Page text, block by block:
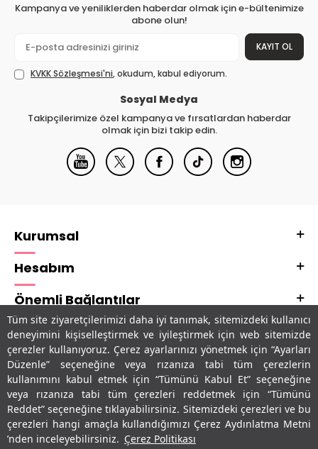
Tüm site ziyaretçilerimizi daha iyi tanımak, sitemizdeki kullanıcı
deneyimini kişiselleştirmek ve iyileştirmek için web sitemizde
çerezler kullanıyoruz. Çerez ayarlarınızı yönetmek için “Ayarları
Düzenle” seçeneğine veya rızanıza tabi tüm çerezlerin
kullanımını kabul etmek için “Tümünü Kabul Et” seçeneğine
veya rızanıza tabi tüm çerezleri reddetmek için “Tümünü
Reddet” seçeneğine tıklayabilirsiniz. Sitemizdeki çerezleri ve bu
çerezleri hangi amaçla kullandığımızı Çerez Aydınlatma Metni
’nden inceleyebilirsiniz. Çerez Politikası
Kampanya ve yeniliklerden haberdar olmak için e-bültenimize
abone olun!
KAYIT OL
KVKK Sözleşmesi'ni, okudum, kabul ediyorum.
Sosyal Medya
Takipçilerimize özel kampanya ve fırsatlardan haberdar
olmak için bizi takip edin.
Kurumsal
Hesabım
Önemli Bağlantılar
Adres & İletişim
Uygulamalarımız